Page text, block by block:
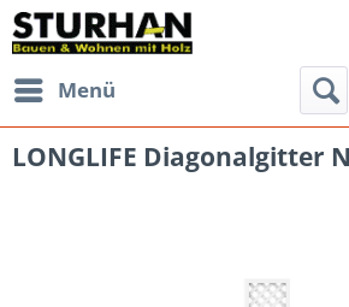
Menü
LONGLIFE Diagonalgitter